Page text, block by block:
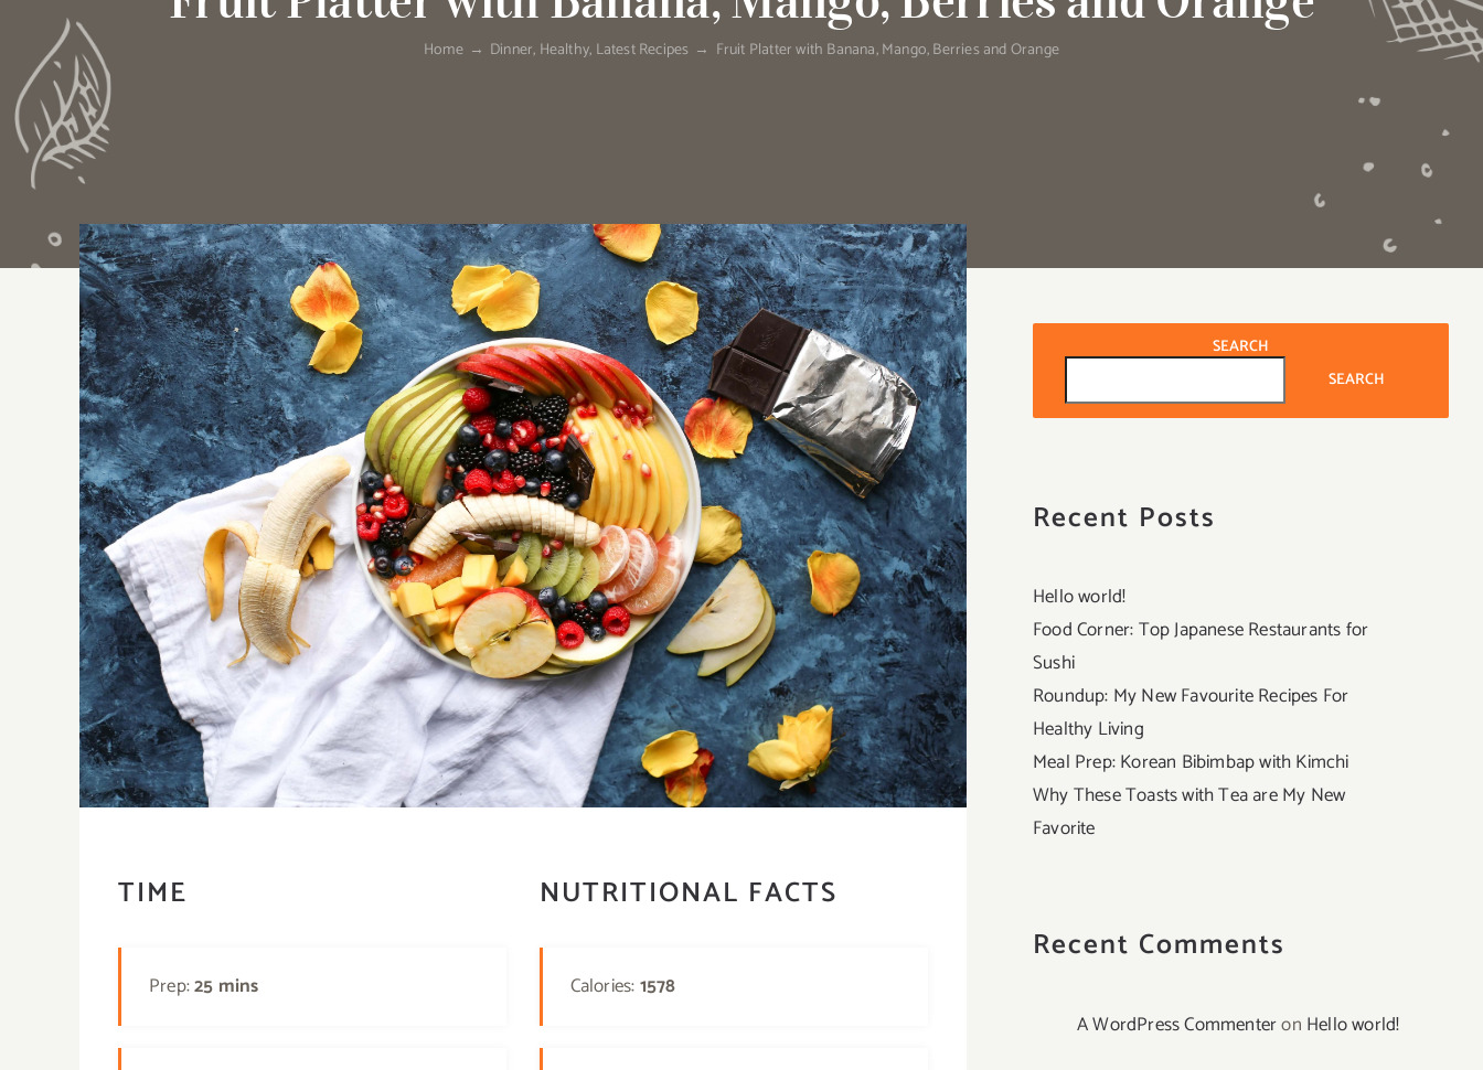
Home → Dinner, Healthy, Latest Recipes → Fruit Platter with Banana, Mango, Berries and Orange
TIME
Prep:25 mins
NUTRITIONAL FACTS
Calories:1578
SEARCH
SEARCH
Recent Posts
Hello world!
Food Corner: Top Japanese Restaurants for
Sushi
Roundup: My New Favourite Recipes For
Healthy Living
Meal Prep: Korean Bibimbap with Kimchi
Why These Toasts with Tea are My New
Favorite
Recent Comments
A WordPress Commenteron Hello world!